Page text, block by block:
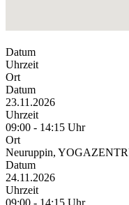
Datum
Uhrzeit
Ort
Datum
23.11.2026
Uhrzeit
09:00 - 14:15 Uhr
Ort
Neuruppin,
Datum
24.11.2026
Uhrzeit
09:00 - 14:15 Uhr